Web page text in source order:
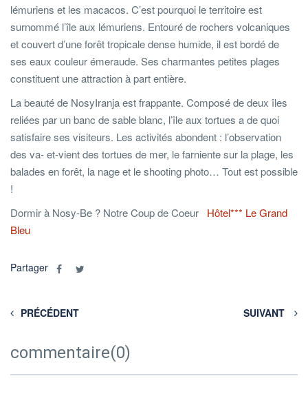
lémuriens et les macacos. C’est pourquoi le territoire est
surnommé l’île aux lémuriens. Entouré de rochers volcaniques
et couvert d’une forêt tropicale dense humide, il est bordé de
ses eaux couleur émeraude. Ses charmantes petites plages
constituent une attraction à part entière.
La beauté de NosyIranja est frappante. Composé de deux îles
reliées par un banc de sable blanc, l’île aux tortues a de quoi
satisfaire ses visiteurs. Les activités abondent : l’observation
des va- et-vient des tortues de mer, le farniente sur la plage, les
balades en forêt, la nage et le shooting photo… Tout est possible
!
Dormir à Nosy-Be ? Notre Coup de Coeur Hôtel*** Le Grand
Bleu
Partager
PRÉCÉDENT SUIVANT
commentaire(0)